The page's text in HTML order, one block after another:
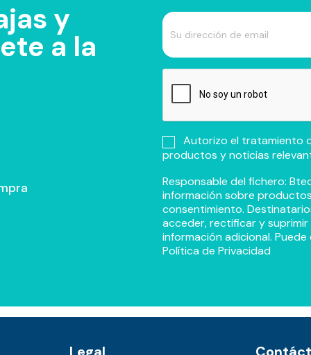
y
a la
Autorizo el tratamiento
productos y noticias
Responsable del fichero:
información sobre
consentimiento.
acceder, rectificar y
información adicional.
Política de Privacidad
Legal